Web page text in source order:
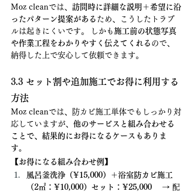
Moz cleanでは、 訪問時に詳細な説明＋希望に沿
ったパターン提案がある ため、こうしたトラブ
ルは起きにくいです。 しかも施工前の状態写真
や作業工程をわかりやすく伝えてくれる ので、
納得した上で安心して依頼できます。
3.3 セット割や追加施工でお得に利用する
方法
Moz cleanでは、防カビ施工単体でもしっかり対
応していますが、 他のサービスと組み合わせる
ことで、結果的にお得になるケースもありま
す。
【お得になる組み合わせ例】
風呂釜洗浄（¥15,000）＋浴室防カビ施工
（2㎡：¥10,000）セット：¥25,000 → 配